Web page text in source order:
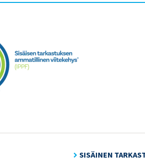
SISÄINEN